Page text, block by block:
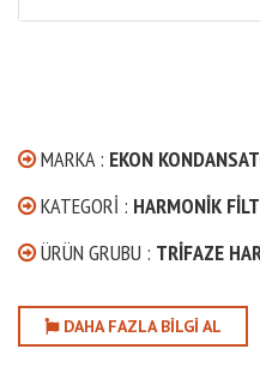
MARKA : EKON
KATEGORI : HARMONIK
ÜRÜN GRUBU : TRIFAZE
DAHA FAZLA BILGI AL